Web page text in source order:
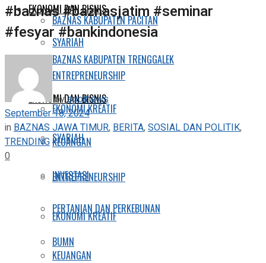
EKONOMI DAN BISNIS
SYARIAH
ENTREPRENEURSHIP
EKONOMI KREATIF
KEUANGAN
INVESTASI
PERTANIAN DAN PERKEBUNAN
BUMN
BAZNAS KABUPATEN PACITAN
BAZNAS KABUPATEN TRENGGALEK
EKONOMI DAN BISNIS
SYARIAH
ENTREPRENEURSHIP
EKONOMI KREATIF
KEUANGAN
#baznas #baznasjatim #seminar
#fesyar #bankindonesia
byspotnews
September 18, 2024
in BAZNAS JAWA TIMUR, BERITA,SOSIAL DAN POLITIK,
TRENDING
0